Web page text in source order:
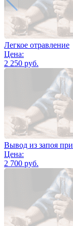
Легкое отравление
Цена:
2 250 руб.
Вывод из запоя
Цена:
2 700 руб.